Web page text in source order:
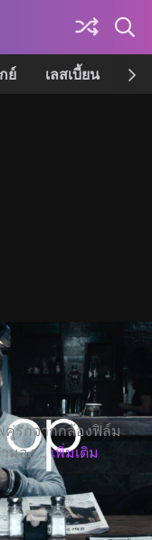
ย์ เลสเบี้ยน เค
คู่รักจากกล้องฟิล์ม
มอง... เพิ่มเติม